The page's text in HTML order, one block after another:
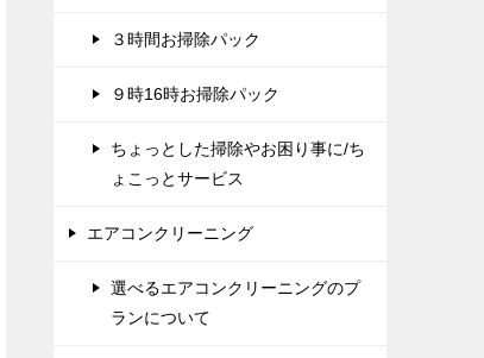
３時間お掃除パック
９時16時お掃除パック
ちょっとした掃除やお困り事に/ち
ょこっとサービス
エアコンクリーニング
選べるエアコンクリーニングのプ
ランについて